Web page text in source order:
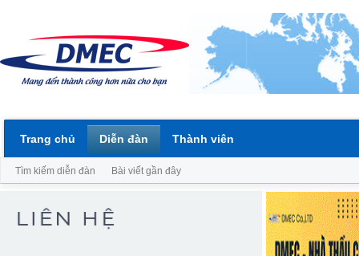
Trang chủ Diễn đàn
Tìm kiếm diễn đàn Bài viết gần đây
Thành viên